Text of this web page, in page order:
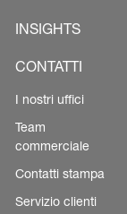
INSIGHTS
CONTATTI
I nostri uffici
Team
commerciale
Contatti stampa
Servizio clienti